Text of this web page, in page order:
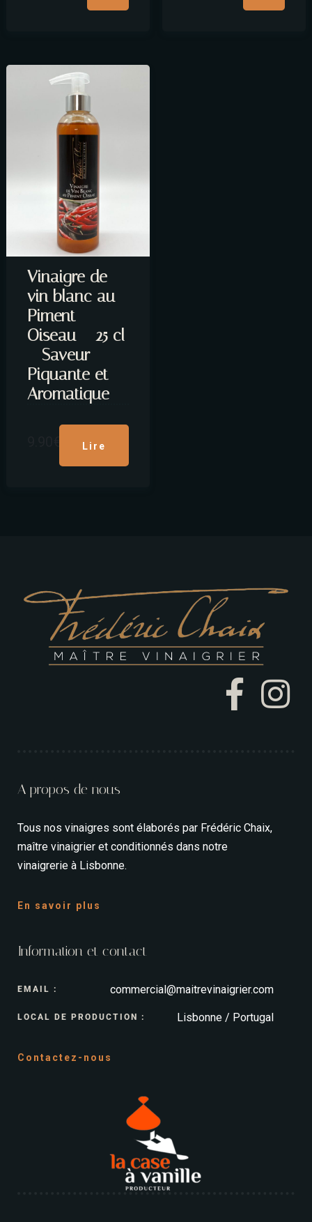
Vinaigre de
vin blanc au
Piment
Oiseau – 25 cl
– Saveur
Piquante et
Aromatique
Lire
A propos de nous
Tous nos vinaigres sont élaborés par Frédéric Chaix,
maître vinaigrier et conditionnés dans notre
vinaigrerie à Lisbonne.
En savoir plus
Information et contact
EMAIL : commercial@maitrevinaigrier.com
LOCAL DE PRODUCTION : Lisbonne / Portugal
Contactez-nous